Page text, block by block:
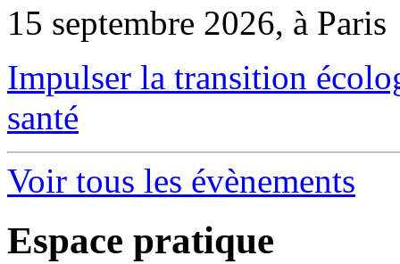
15 septembre 2026, à Paris
Impulser la transition
santé
Voir tous les évènements
Espace pratique